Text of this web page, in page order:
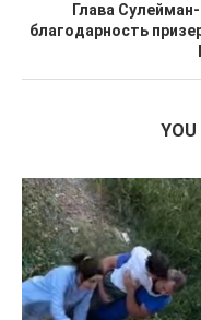
Глава
благодарность
YOU